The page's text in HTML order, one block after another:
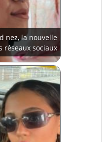
nez, la nouvelle
réseaux sociaux